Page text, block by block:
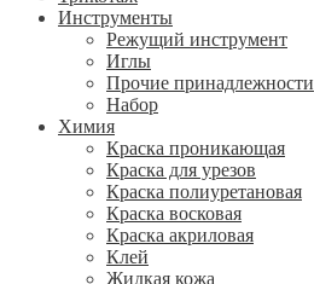
Инструменты
Режущий инструмент
Иглы
Прочие принадлежности
Набор
Химия
Краска проникающая
Краска для урезов
Краска полиуретановая
Краска восковая
Краска акриловая
Клей
Жидкая кожа